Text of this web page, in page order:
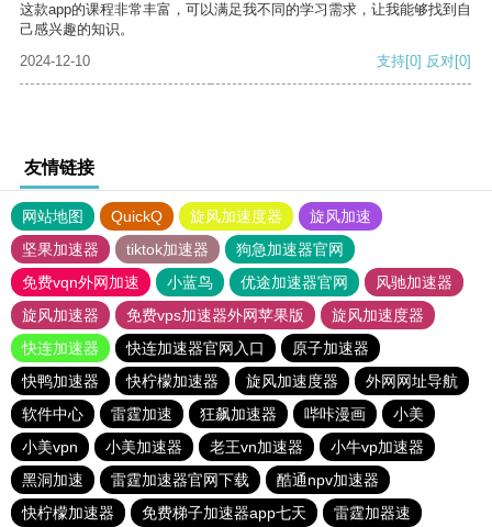
这款app的课程非常丰富，可以满足我不同的学习需求，让我能够找到自
己感兴趣的知识。
2024-12-10
支持[0] 反对[0]
友情链接
网站地图 QuickQ 旋风加速度器
旋风加速
坚果加速器
tiktok加速器
狗急加速器官网
免费vqn外网加速
小蓝鸟 优途加速器官网
风驰加速器
旋风加速器
免费vps加速器外网苹果版
旋风加速度器
快连加速器
快连加速器官网入口
原子加速器
快鸭加速器
快柠檬加速器 旋风加速度器
外网网址导航
软件中心
雷霆加速 狂飙加速器 哔咔漫画
小美
小美vpn
小美加速器 老王vn加速器
小牛vp加速器
黑洞加速
雷霆加速器官网下载
酷通npv加速器
快柠檬加速器
免费梯子加速器app七天
雷霆加器速